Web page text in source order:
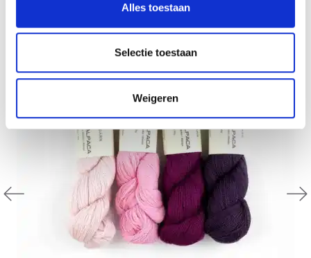
Alles toestaan
Selectie toestaan
Weigeren